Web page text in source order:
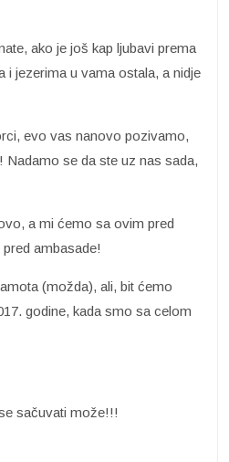
ako je još kap ljubavi prema
i jezerima u vama ostala, a nidje
evo vas nanovo pozivamo,
se da ste uz nas sada,
a mi ćemo sa ovim pred
ambasade!
(možda), ali, bit ćemo
godine, kada smo sa celom
sačuvati može!!!